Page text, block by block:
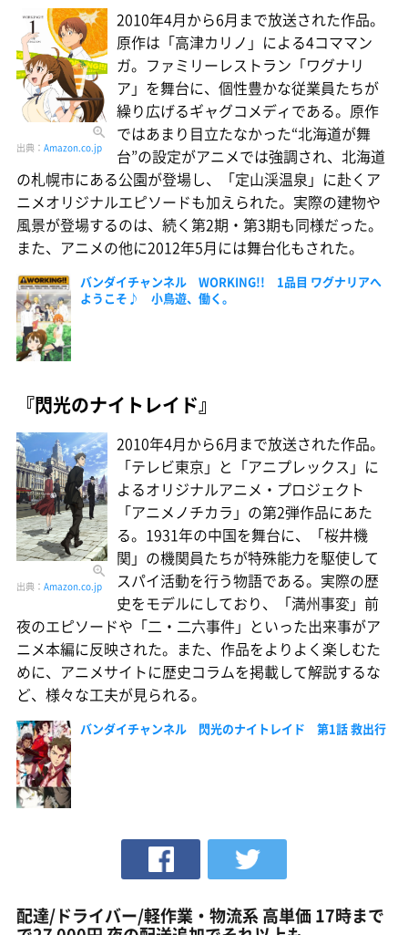
出典： Amazon.co.jp
2010年4月から6月まで放送された作品。
原作は「高津カリノ」による4コママン
ガ。ファミリーレストラン「ワグナリ
ア」を舞台に、個性豊かな従業員たちが
繰り広げるギャグコメディである。原作
ではあまり目立たなかった“北海道が舞
台”の設定がアニメでは強調され、北海道
の札幌市にある公園が登場し、「定山渓温泉」に赴くア
ニメオリジナルエピソードも加えられた。実際の建物や
風景が登場するのは、続く第2期・第3期も同様だった。
また、アニメの他に2012年5月には舞台化もされた。
バンダイチャンネル WORKING!! 1品目 ワグナリアへ
ようこそ♪ 小鳥遊、働く。
『閃光のナイトレイド』
出典： Amazon.co.jp
2010年4月から6月まで放送された作品。
「テレビ東京」と「アニプレックス」に
よるオリジナルアニメ・プロジェクト
「アニメノチカラ」の第2弾作品にあた
る。1931年の中国を舞台に、「桜井機
関」の機関員たちが特殊能力を駆使して
スパイ活動を行う物語である。実際の歴
史をモデルにしており、「満州事変」前
夜のエピソードや「二・二六事件」といった出来事がア
ニメ本編に反映された。また、作品をよりよく楽しむた
めに、アニメサイトに歴史コラムを掲載して解説するな
ど、様々な工夫が見られる。
バンダイチャンネル 閃光のナイトレイド 第1話 救出行
配達/ドライバー/軽作業・物流系 高単価 17時まで